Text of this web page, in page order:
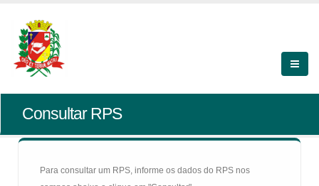
Consultar RPS
Para consultar um RPS, informe os dados do RPS nos